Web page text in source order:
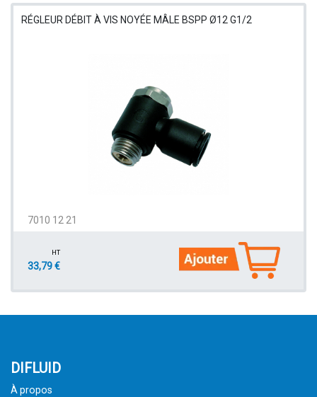
RÉGLEUR DÉBIT À VIS NOYÉE MÂLE BSPP Ø12 G1/2
7010 12 21
HT
33,79 €
DIFLUID
À propos